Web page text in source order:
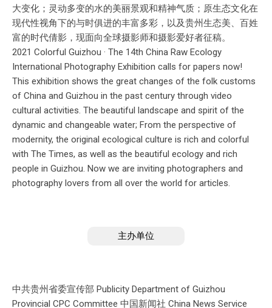
大变化；灵动多变的水的美丽景观和精神气质；原生态文化在
现代性视角下的与时俱进的丰富多彩，以及贵州生态美、百姓
富的时代倩影，现面向全球摄影师和摄影爱好者征稿。
2021 Colorful Guizhou · The 14th China Raw Ecology
International Photography Exhibition calls for papers now!
This exhibition shows the great changes of the folk customs
of China and Guizhou in the past century through video
cultural activities. The beautiful landscape and spirit of the
dynamic and changeable water; From the perspective of
modernity, the original ecological culture is rich and colorful
with The Times, as well as the beautiful ecology and rich
people in Guizhou. Now we are inviting photographers and
photography lovers from all over the world for articles.
主办单位
中共贵州省委宣传部 Publicity Department of Guizhou
Provincial CPC Committee 中国新闻社 China News Service